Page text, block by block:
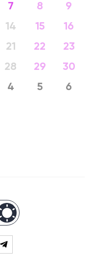
7 8
9
14 15
16
21 22
23
28 29
30
4 5 6